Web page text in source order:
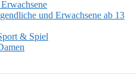
und Erwachsene ab 13
& Spiel